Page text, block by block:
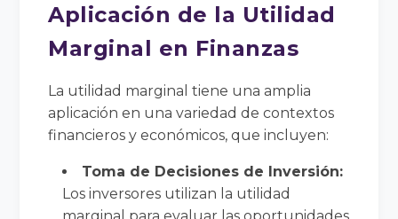
Aplicación de la Utilidad
Marginal en Finanzas
La utilidad marginal tiene una amplia
aplicación en una variedad de contextos
financieros y económicos, que incluyen:
Toma de Decisiones de Inversión:
Los inversores utilizan la utilidad